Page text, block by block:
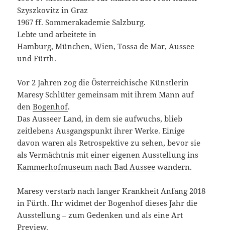
Szyszkovitz in Graz
1967 ff. Sommerakademie Salzburg.
Lebte und arbeitete in
Hamburg, München, Wien, Tossa de Mar, Aussee
und Fürth.
Vor 2 Jahren zog die Österreichische Künstlerin
Maresy Schlüter gemeinsam mit ihrem Mann auf
denBogenhof.
Das Ausseer Land, in dem sie aufwuchs, blieb
zeitlebens Ausgangspunkt ihrer Werke. Einige
davon waren als Retrospektive zu sehen, bevor sie
als Vermächtnis mit einer eigenen Ausstellung ins
Kammerhofmuseum nach Bad Aussee wandern.
Maresy verstarb nach langer Krankheit Anfang 2018
in Fürth. Ihr widmet der Bogenhof dieses Jahr die
Ausstellung – zum Gedenken und als eine Art
Preview.